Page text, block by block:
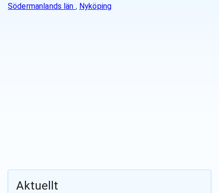
Södermanlands län , Nyköping
Aktuellt